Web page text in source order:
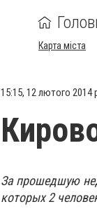
Карта міста
15:15, 12 лютого 2014
За прошедшую
которых 2